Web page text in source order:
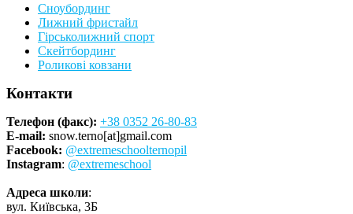
Сноубординг
Лижний фристайл
Гірськолижний спорт
Скейтбординг
Роликові ковзани
Контакти
Телефон (факс): +38 0352 26-80-83
E-mail: snow.terno[at]gmail.com
Facebook: @extremeschoolternopil
Instagram: @extremeschool
Адреса школи:
вул. Київська, 3Б